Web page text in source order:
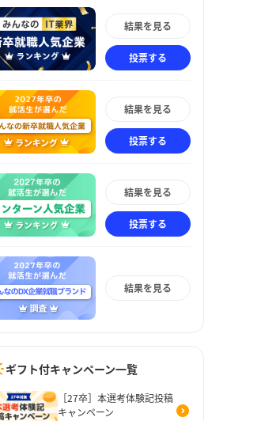
結果を見る
投票する
結果を見る
投票する
結果を見る
投票する
結果を見る
ギフト付キャンペーン一覧
［27卒］本選考体験記投稿
キャンペーン